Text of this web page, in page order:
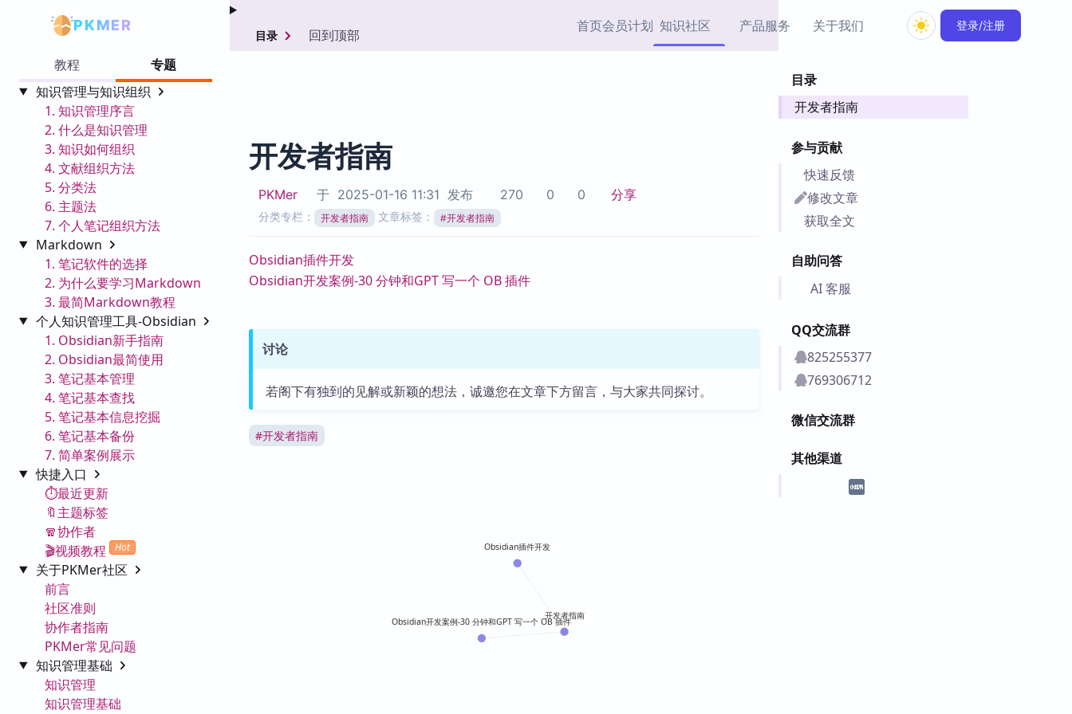
PKMER 首页会员计划 知识社区
知识管理
产品服务
加速访问 Obsidian 官方
Zotero 插件资源与加速
服务
Obsidian 思维导图插件
PKMer 出品的闪念笔记
ZK 卡实例库
关于我们 登录/注册
教程
专题
知识管理与知识组织
1. 知识管理序言
2. 什么是知识管理
3. 知识如何组织
4. 文献组织方法
5. 分类法
6. 主题法
7. 个人笔记组织方法
Markdown
1. 笔记软件的选择
2. 为什么要学习Markdown
3. 最简Markdown教程
个人知识管理工具-Obsidian
1. Obsidian新手指南
2. Obsidian最简使用
3. 笔记基本管理
4. 笔记基本查找
5. 笔记基本信息挖掘
6. 笔记基本备份
7. 简单案例展示
快捷入口
⏱️最近更新
🔖主题标签
🧣协作者
🎬视频教程
Hot
关于PKMer社区
前言
社区准则
协作者指南
PKMer常见问题
知识管理基础
知识管理
知识管理基础
目录
开发者指南
参与贡献
快速反馈
修改文章
获取全文
自助问答
AI 客服
QQ交流群
825255377
769306712
微信交流群
其他渠道
目录 回到顶部
开发者指南
PKMer 于 2025-01-16 11:31 发布 270 0 0 分享
分类专栏： 开发者指南 文章标签： #开发者指南
Obsidian插件开发
Obsidian开发案例-30 分钟和GPT 写一个 OB 插件
讨论
若阁下有独到的见解或新颖的想法，诚邀您在文章下方留言，与大家共同探讨。
#开发者指南
Obsidian插件开发
开发者指南
Obsidian开发案例-30 分钟和GPT 写一个 OB 插件